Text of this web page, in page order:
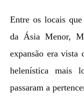
Entre os locais
da Ásia Menor,
expansão era
helenística mais
passaram a